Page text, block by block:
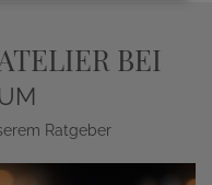
BEI
Ratgeber